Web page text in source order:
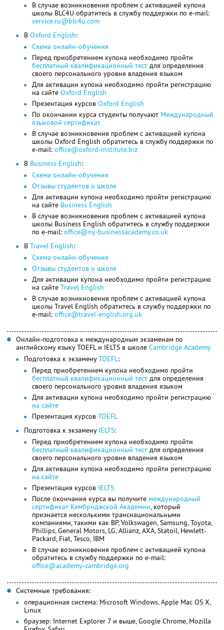
В случае возникновения проблем с активацией купона
школы BLC4U обратитесь в службу поддержки по e-mail:
service.ru@blc4u.com
В Oxford English:
Схема онлайн-обучения
Перед приобретением купона необходимо пройти
бесплатный квалификационный тест для определения
своего персонального уровня владения языком
Для активации купона необходимо пройти регистрацию
на сайте Oxford English
Презентация курсов Oxford English
По окончании курса студенты получают Международный
языковой сертификат
В случае возникновения проблем с активацией купона
школы Oxford English обратитесь в службу поддержки по
e-mail: office@oxford-institute.biz
В Business English:
Схема онлайн-обучения
Отзывы студентов о школе
Для активации купона необходимо пройти регистрацию
на сайте Business English
В случае возникновения проблем с активацией купона
школы Business English обратитесь в службу поддержки
по e-mail: office@ny-businessacademy.co.uk
В Travel English:
Схема онлайн-обучения
Отзывы студентов о школе
Для активации купона необходимо пройти регистрацию
на сайте Travel English
В случае возникновения проблем с активацией купона
школы Travel English обратитесь в службу поддержки по
e-mail: office@travel-english.org.uk
Онлайн-подготовка к международным экзаменам по
английскому языку TOEFL и IELTS в школе Cambridge Academy
Подготовка к экзаменуTOEFL:
Перед приобретением купона необходимо пройти
бесплатный квалификационный тест для определения
своего персонального уровня владения языком
Для активации купона необходимо пройти регистрацию
на сайте
Презентация курсов TOEFL
Подготовка к экзамену IELTS:
Перед приобретением купона необходимо пройти
бесплатный квалификационный тест для определения
своего персонального уровня владения языком
Для активации купона необходимо пройти регистрацию
на сайте
Презентация курсов IELTS
После окончания курса вы получите международный
сертификат Кембриджской Академии, который
признается несколькими транснациональными
компаниями, такими как BP, Volkswagen, Samsung, Toyota,
Phillips, General Motors, LG, Allianz, AXA, Statoil, Hewlett-
Packard, Fiat, Tesco, IBM
В случае возникновения проблем с активацией купона
обратитесь в службу поддержки по e-mail:
office@academy-cambridge.org
Системные требования:
операционная система: Microsoft Windows, Apple Mac OS X,
Linux
браузер: Internet Explorer 7 и выше, Google Chrome, Mozilla